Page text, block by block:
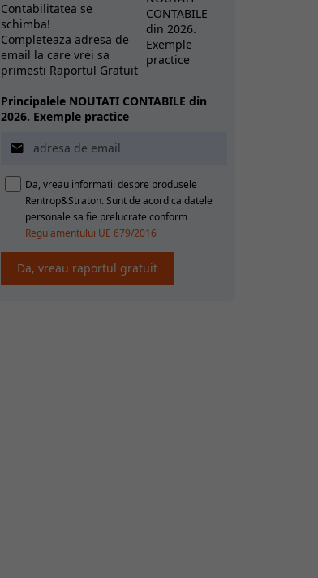
Contabilitatea se
schimba!
Completeaza adresa de
email la care vrei sa
primesti Raportul Gratuit
Principalele NOUTATI CONTABILE din
2026. Exemple practice

Da, vreau informatii despre produsele
Rentrop&Straton. Sunt de acord ca datele
personale sa fie prelucrate conform
Regulamentului UE 679/2016